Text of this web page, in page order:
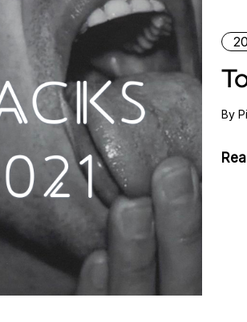
By